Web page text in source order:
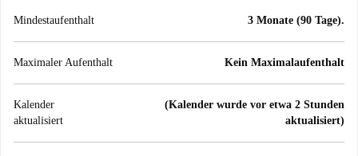
Mindestaufenthalt 3 Monate (90 Tage).
Maximaler Aufenthalt Kein Maximalaufenthalt
Kalender
aktualisiert
(Kalender wurde vor etwa 2 Stunden
aktualisiert)